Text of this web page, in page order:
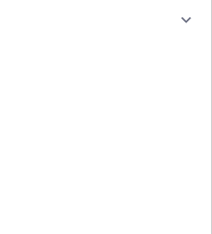
keyboard_arrow_right